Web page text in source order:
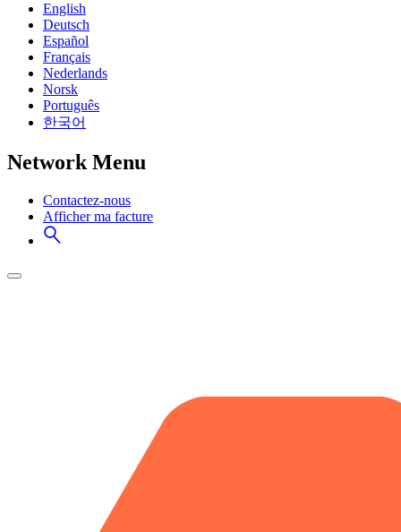
English
Deutsch
Español
Français
Nederlands
Norsk
Português
한국어
Network Menu
Contactez-nous
Afficher ma facture